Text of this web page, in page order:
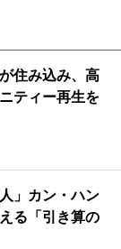
住み込み、高
ティー再生を
」カン・ハン
る「引き算の